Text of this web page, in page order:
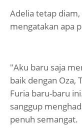
Adelia tetap
mengatakan apa
"Aku baru saja
baik dengan Oza,
Furia baru-baru
sanggup
penuh semangat.